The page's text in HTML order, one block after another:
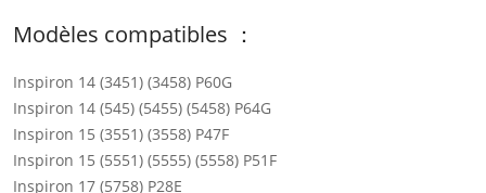
Modèles compatibles ：
Inspiron 14 (3451) (3458) P60G
Inspiron 14 (545) (5455) (5458) P64G
Inspiron 15 (3551) (3558) P47F
Inspiron 15 (5551) (5555) (5558) P51F
Inspiron 17 (5758) P28E